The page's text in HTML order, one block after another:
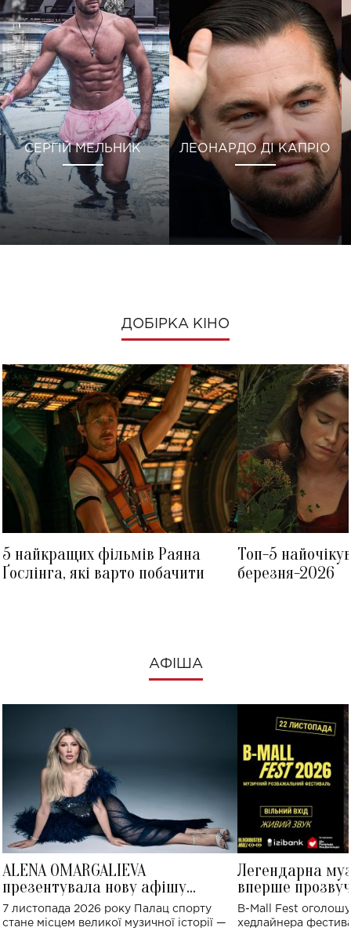
СЕРГІЙ МЕЛЬНИК ЛЕОНАРДО ДІ КАПРІО
ДОБІРКА КІНО
5 найкращих фільмів Раяна
Ґослінга, які варто побачити
Топ-5
березня-2026
АФІША
ALENA OMARGALIEVA
презентувала нову афішу
великого концерту в Палаці
спорту
7 листопада 2026 року Палац спорту
стане місцем великої музичної історії —
Легендарна
вперше
Україні: де
B-Mall Fest
хедлайнера